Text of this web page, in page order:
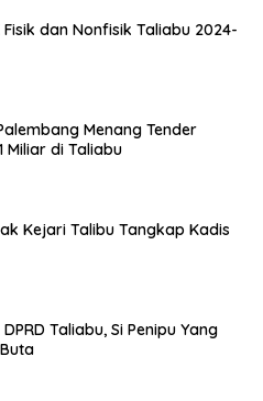
Fisik dan Nonfisik Taliabu 2024-
Menang Tender
Miliar di Taliabu
Kejari Talibu Tangkap Kadis
DPRD Taliabu, Si Penipu Yang